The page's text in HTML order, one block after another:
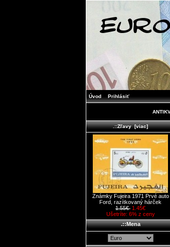
Úvod Prihlásiť
.::Zľavy [viac]
Známky Fujeira 1971 Prvé auto
Ford, razítkovaný hárček
1.55€ 1.45€
Ušetríte: 6% z ceny
.::Mena